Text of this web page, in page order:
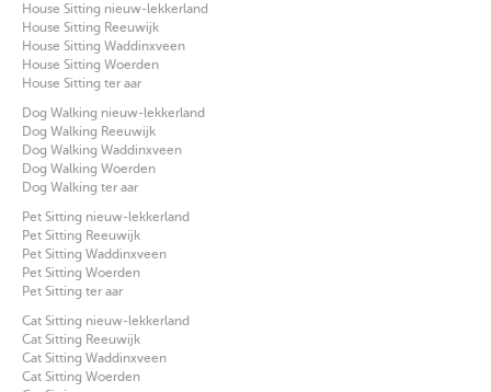
House Sitting nieuw-lekkerland
House Sitting Reeuwijk
House Sitting Waddinxveen
House Sitting Woerden
House Sitting ter aar
Dog Walking nieuw-lekkerland
Dog Walking Reeuwijk
Dog Walking Waddinxveen
Dog Walking Woerden
Dog Walking ter aar
Pet Sitting nieuw-lekkerland
Pet Sitting Reeuwijk
Pet Sitting Waddinxveen
Pet Sitting Woerden
Pet Sitting ter aar
Cat Sitting nieuw-lekkerland
Cat Sitting Reeuwijk
Cat Sitting Waddinxveen
Cat Sitting Woerden